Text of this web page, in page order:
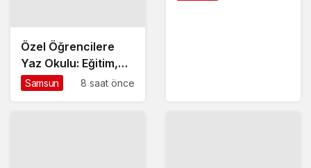
Özel Öğrencilere
Yaz Okulu: Eğitim,
Üretim ve Eğlence
Samsun 8 saat önce